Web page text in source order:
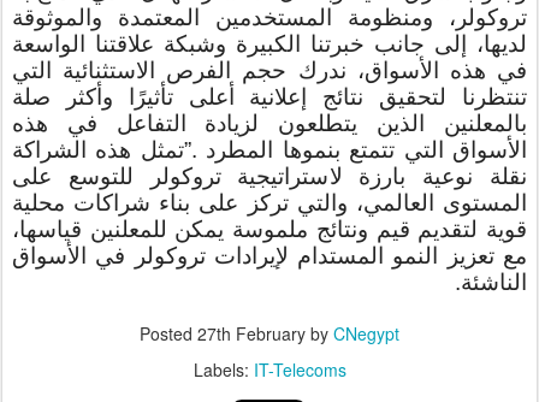
تروكولر، ومنظومة المستخدمين المعتمدة والموثوقة
لديها، إلى جانب خبرتنا الكبيرة وشبكة علاقتنا الواسعة
في هذه الأسواق، ندرك حجم الفرص الاستثنائية التي
تنتظرنا لتحقيق نتائج إعلانية أعلى تأثيرًا وأكثر صلة
بالمعلنين الذين يتطلعون لزيادة التفاعل في هذه
الأسواق التي تتمتع بنموها المطرد .”تمثل هذه الشراكة
نقلة نوعية بارزة لاستراتيجية تروكولر للتوسع على
المستوى العالمي، والتي تركز على بناء شراكات محلية
قوية لتقديم قيم ونتائج ملموسة يمكن للمعلنين قياسها،
مع تعزيز النمو المستدام لإيرادات تروكولر في الأسواق
الناشئة.
Posted 27th February by CNegypt
Labels: IT-Telecoms